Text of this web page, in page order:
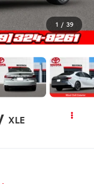
1 / 39
XLE